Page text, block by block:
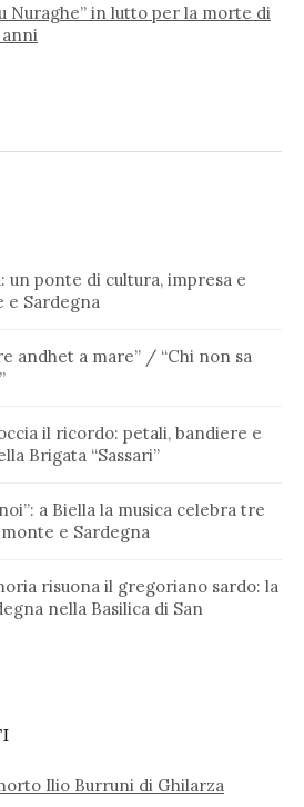
Nuraghe” in lutto per la morte di
un ponte di cultura, impresa e
e Sardegna
andhet a mare” / “Chi non sa
il ricordo: petali, bandiere e
Brigata “Sassari”
a Biella la musica celebra tre
e Sardegna
risuona il gregoriano sardo: la
nella Basilica di San
Ilio Burruni di Ghilarza